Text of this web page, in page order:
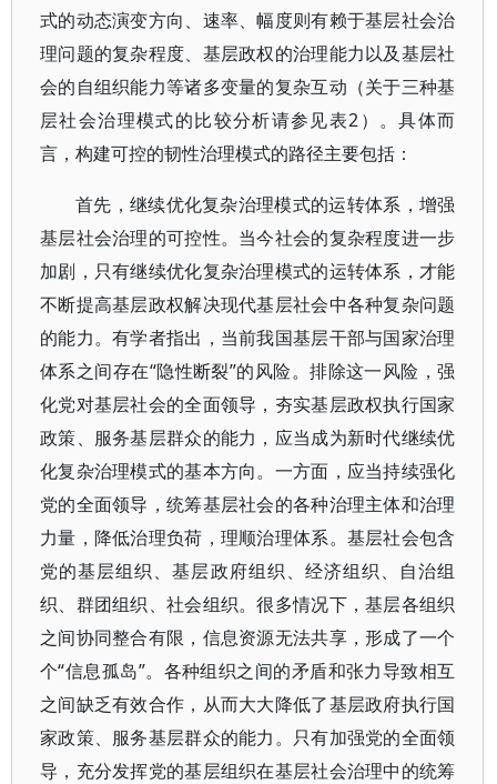
式的动态演变方向、速率、幅度则有赖于基层社会治
理问题的复杂程度、基层政权的治理能力以及基层社
会的自组织能力等诸多变量的复杂互动（关于三种基
层社会治理模式的比较分析请参见表2）。具体而
言，构建可控的韧性治理模式的路径主要包括：
首先，继续优化复杂治理模式的运转体系，增强
基层社会治理的可控性。当今社会的复杂程度进一步
加剧，只有继续优化复杂治理模式的运转体系，才能
不断提高基层政权解决现代基层社会中各种复杂问题
的能力。有学者指出，当前我国基层干部与国家治理
体系之间存在“隐性断裂”的风险。排除这一风险，强
化党对基层社会的全面领导，夯实基层政权执行国家
政策、服务基层群众的能力，应当成为新时代继续优
化复杂治理模式的基本方向。一方面，应当持续强化
党的全面领导，统筹基层社会的各种治理主体和治理
力量，降低治理负荷，理顺治理体系。基层社会包含
党的基层组织、基层政府组织、经济组织、自治组
织、群团组织、社会组织。很多情况下，基层各组织
之间协同整合有限，信息资源无法共享，形成了一个
个“信息孤岛”。各种组织之间的矛盾和张力导致相互
之间缺乏有效合作，从而大大降低了基层政府执行国
家政策、服务基层群众的能力。只有加强党的全面领
导，充分发挥党的基层组织在基层社会治理中的统筹